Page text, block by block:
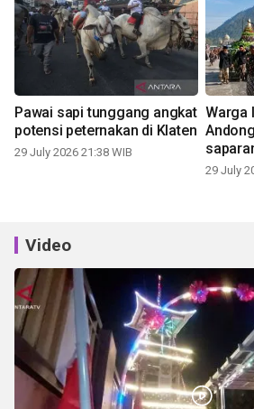
Pawai sapi tunggang angkat
potensi peternakan di Klaten
29 July 2026 21:38 WIB
Warga
panen
29 July
Video